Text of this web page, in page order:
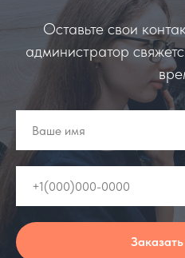
Оставьте свои
администратор